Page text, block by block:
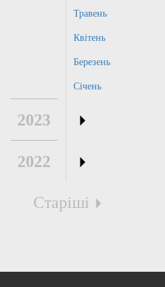
Травень
Квітень
Березень
Січень
2023
2022
Старіші